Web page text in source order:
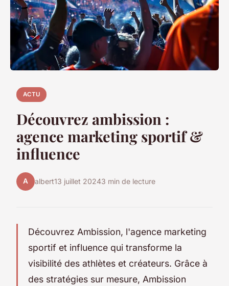
ACTU
Découvrez ambission :
agence marketing sportif &
influence
A albert13 juillet 20243 min de lecture
Découvrez Ambission, l'agence marketing
sportif et influence qui transforme la
visibilité des athlètes et créateurs. Grâce à
des stratégies sur mesure, Ambission